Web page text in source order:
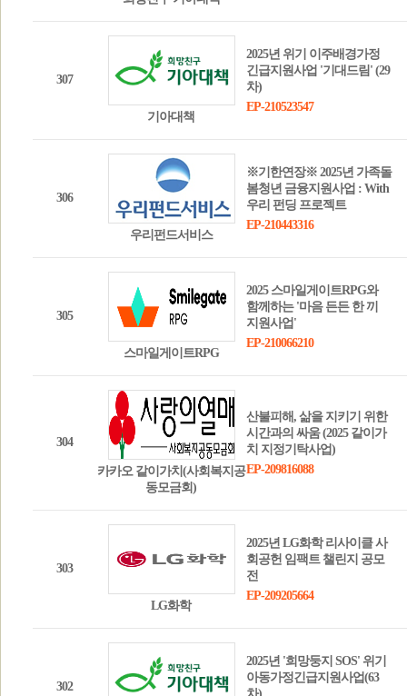
307
기아대책
2025년 위기 이주배경가정
긴급지원사업 '기대드림' (29
차)
EP-210523547
306
우리펀드서비스
※기한연장※ 2025년 가족돌
봄청년 금융지원사업 : With
우리 펀딩 프로젝트
EP-210443316
305
스마일게이트RPG
2025 스마일게이트RPG와
함께하는 '마음 든든 한 끼
지원사업'
EP-210066210
304
카카오 같이가치(사회복지공
동모금회)
산불피해, 삶을 지키기 위한
시간과의 싸움 (2025 같이가
치 지정기탁사업)
EP-209816088
303
LG화학
2025년 LG화학 리사이클 사
회공헌 임팩트 챌린지 공모
전
EP-209205664
302
2025년 '희망둥지 SOS' 위기
아동가정긴급지원사업(63